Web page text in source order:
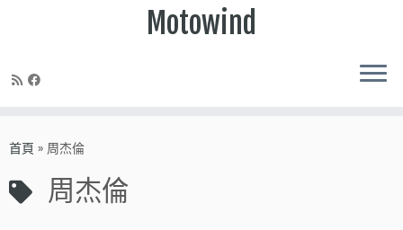
to
Motowind
首頁 » 周杰倫
周杰倫